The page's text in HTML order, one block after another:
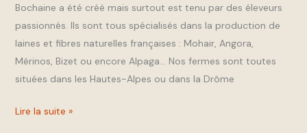
Bochaine a été créé mais surtout est tenu par des éleveurs
passionnés. Ils sont tous spécialisés dans la production de
laines et fibres naturelles françaises : Mohair, Angora,
Mérinos, Bizet ou encore Alpaga… Nos fermes sont toutes
situées dans les Hautes-Alpes ou dans la Drôme
Lire la suite »